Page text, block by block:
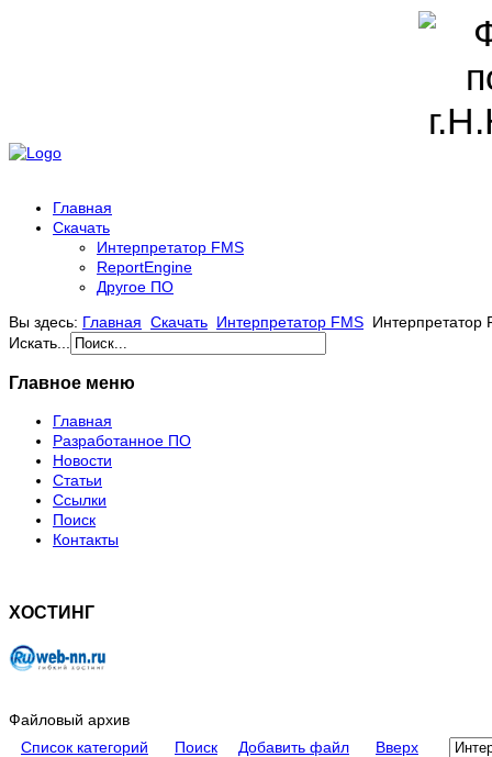
Главная
Скачать
Интерпретатор FMS
ReportEngine
Другое ПО
Вы здесь: Главная Скачать Интерпретатор FMS Интерпретатор
Искать...
Главное меню
Главная
Разработанное ПО
Новости
Статьи
Ссылки
Поиск
Контакты
ХОСТИНГ
Файловый архив
Список категорий
Поиск Добавить файл
Вверх